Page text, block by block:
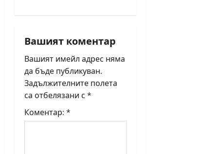
v
i
g
a
Вашият коментар
Вашият имейл адрес няма
да бъде публикуван.
Задължителните полета
са отбелязани с *
Коментар: *